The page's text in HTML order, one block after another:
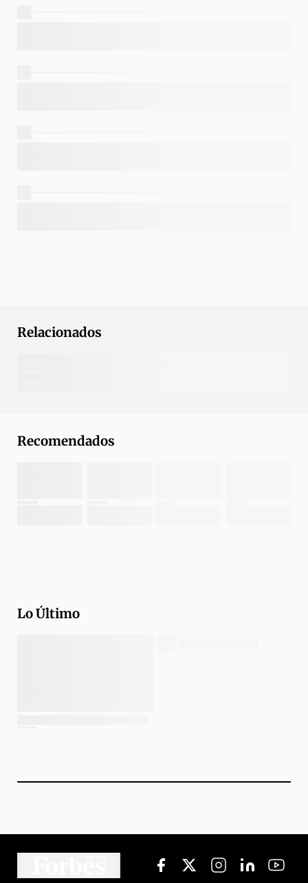
Relacionados
Recomendados
Lo Último